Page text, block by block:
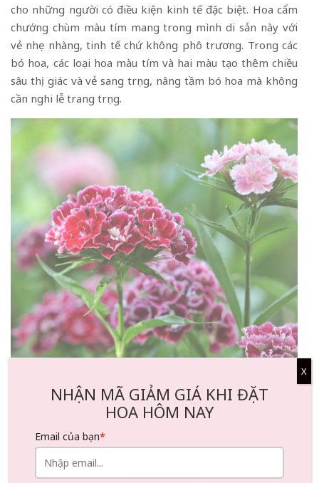
cho những người có điều kiện kinh tế đặc biệt. Hoa cẩm
chướng chùm màu tím mang trong mình di sản này với
vẻ nhẹ nhàng, tinh tế chứ không phô trương. Trong các
bó hoa, các loại hoa màu tím và hai màu tạo thêm chiều
sâu thị giác và vẻ sang trọng, nâng tầm bó hoa mà không
cần nghi lễ trang trọng.
Ứng dụng hoa cẩm chướng chùm
Tất cả lịch sử mang tính biểu tượng này đều chuyển hóa
thành giá trị thực tiễn khi bạn thực sự chọn hoa cho một
dịp đặc biệt. Hoa cẩm chướng chùm không khó sử dụng,
NHẬN MÃ GIẢM GIÁ KHI ĐẶT
HOA HÔM NAY
Email của bạn*
X